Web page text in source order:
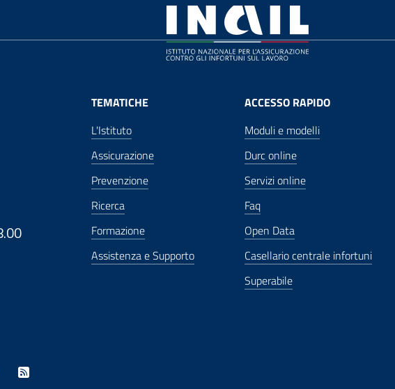
TEMATICHE
L'Istituto
Assicurazione
Prevenzione
Ricerca
Formazione
Assistenza e Supporto
ACCESSO RAPIDO
Moduli e modelli
Durc online
Servizi online
Faq
Open Data
Casellario centrale infortuni
Superabile